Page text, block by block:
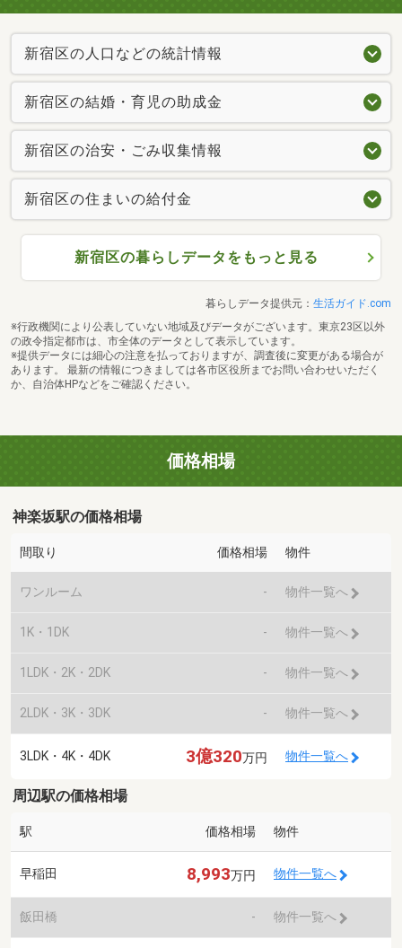
新宿区の人口などの統計情報
新宿区の結婚・育児の助成金
新宿区の治安・ごみ収集情報
新宿区の住まいの給付金
新宿区の暮らしデータをもっと見る
暮らしデータ提供元： 生活ガイド.com
※行政機関により公表していない地域及びデータがございます。東京23区以外
の政令指定都市は、市全体のデータとして表示しています。
※提供データには細心の注意を払っておりますが、調査後に変更がある場合が
あります。 最新の情報につきましては各市区役所までお問い合わせいただく
か、自治体HPなどをご確認ください。
価格相場
神楽坂駅の価格相場
間取り 価格相場 物件
ワンルーム - 物件一覧へ
1K・1DK - 物件一覧へ
1LDK・2K・2DK - 物件一覧へ
2LDK・3K・3DK - 物件一覧へ
3LDK・4K・4DK 3億320万円 物件一覧へ
周辺駅の価格相場
駅 価格相場 物件
早稲田 8,993万円 物件一覧へ
飯田橋 - 物件一覧へ